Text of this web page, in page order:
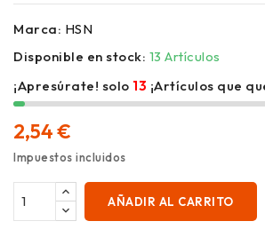
Marca: HSN
Disponible en stock: 13 Artículos
¡Apresúrate! solo 13 ¡Artículos que
2,54 €
Impuestos incluidos
AÑADIR AL CARRITO